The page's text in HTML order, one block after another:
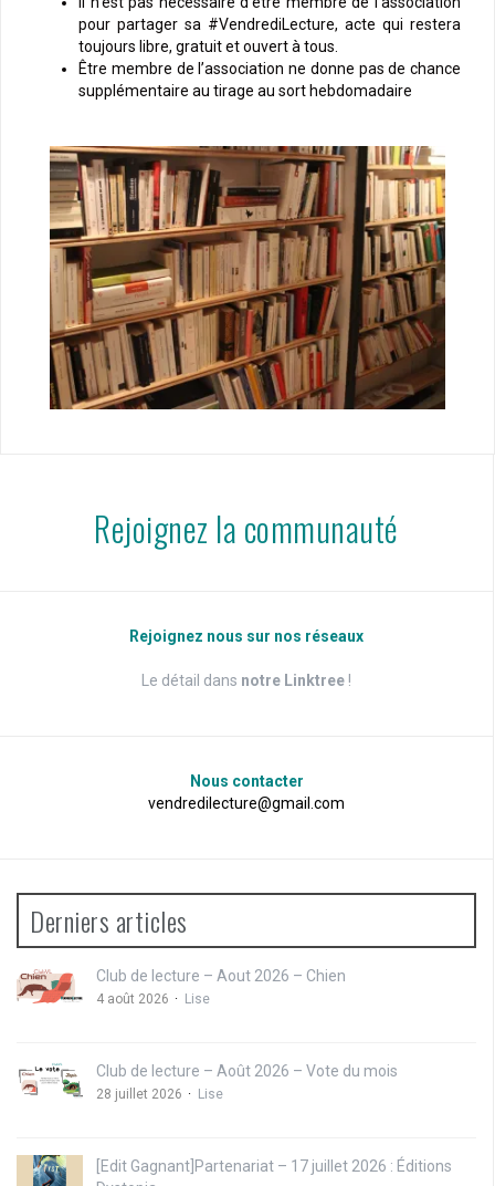
pour partager sa #VendrediLecture, acte qui restera
toujours libre, gratuit et ouvert à tous.
Être membre de l’association ne donne pas de chance
supplémentaire au tirage au sort hebdomadaire
Rejoignez la communauté
Rejoignez nous sur nos réseaux
Le détail dans notre Linktree !
Nous contacter
vendredilecture@gmail.com
Derniers articles
Club de lecture – Aout 2026 – Chien
4 août 2026 Lise
Club de lecture – Août 2026 – Vote du mois
28 juillet 2026 Lise
[Edit Gagnant]Partenariat – 17 juillet 2026 : Éditions